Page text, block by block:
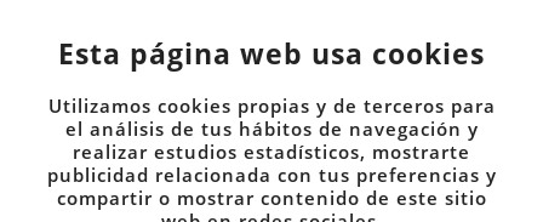
MIEMBROS
DOCUMENTOS
COMUNIDADES
CONTACTO
Esta página web usa cookies
Utilizamos cookies propias y de terceros para
el análisis de tus hábitos de navegación y
realizar estudios estadísticos, mostrarte
publicidad relacionada con tus preferencias y
compartir o mostrar contenido de este sitio